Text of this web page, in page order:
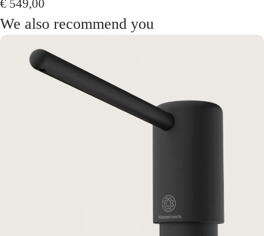
€ 549,00
We also recommend you